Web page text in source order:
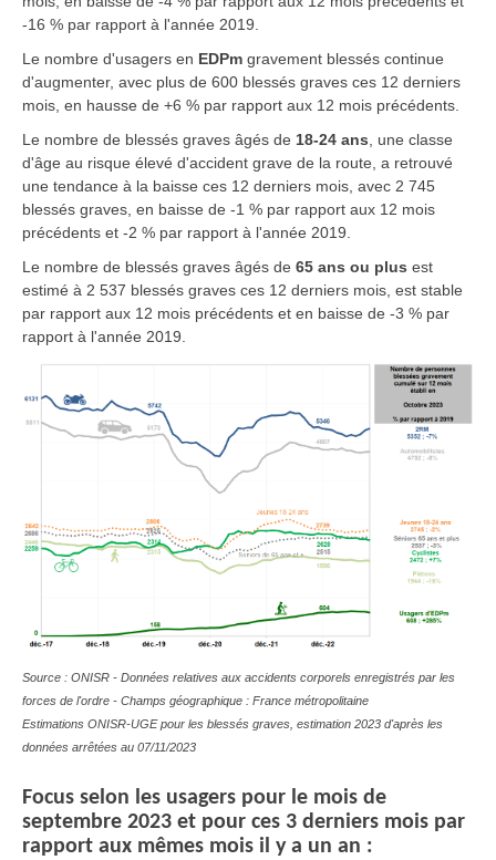
-16 % par rapport à l'année 2019.
Le nombre d'usagers en EDPm gravement blessés continue
d'augmenter, avec plus de 600 blessés graves ces 12 derniers
mois, en hausse de +6 % par rapport aux 12 mois précédents.
Le nombre de blessés graves âgés de 18-24 ans , une classe
d'âge au risque élevé d'accident grave de la route, a retrouvé
une tendance à la baisse ces 12 derniers mois, avec 2 745
blessés graves, en baisse de -1 % par rapport aux 12 mois
précédents et -2 % par rapport à l'année 2019.
Le nombre de blessés graves âgés de 65 ans ou plus est
estimé à 2 537 blessés graves ces 12 derniers mois, est stable
par rapport aux 12 mois précédents et en baisse de -3 % par
rapport à l'année 2019.
Source : ONISR - Données relatives aux accidents corporels enregistrés par les
forces de l'ordre - Champs géographique : France métropolitaine
Estimations ONISR-UGE pour les blessés graves, estimation 2023 d'après les
données arrêtées au 07/11/2023
Focus selon les usagers pour le mois de
septembre 2023 et pour ces 3 derniers mois par
rapport aux mêmes mois il y a un an :